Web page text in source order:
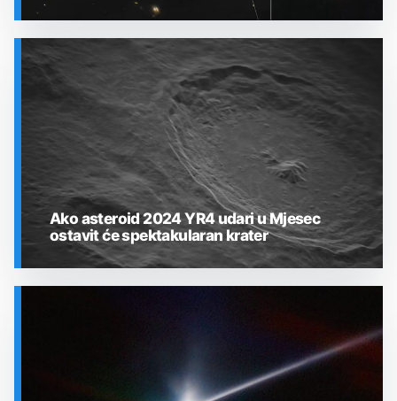
Ako asteroid 2024 YR4 udari u Mjesec
ostavit će spektakularan krater